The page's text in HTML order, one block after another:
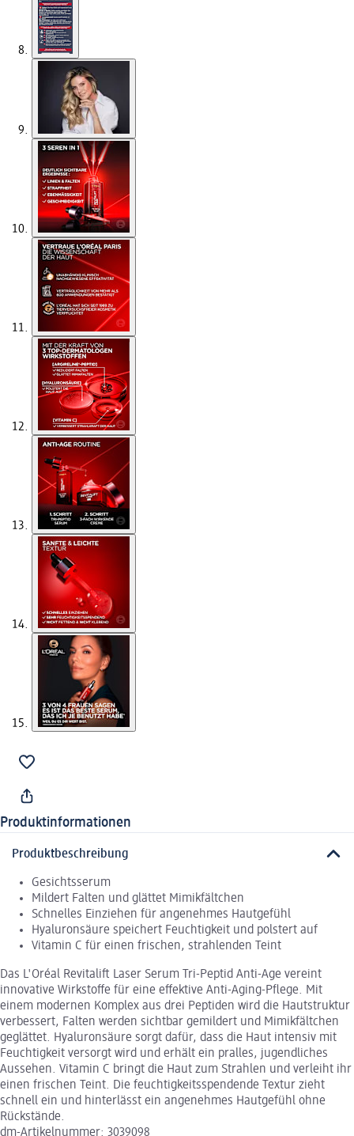
Produktinformationen
Produktbeschreibung
Gesichtsserum
Mildert Falten und glättet Mimikfältchen
Schnelles Einziehen für angenehmes Hautgefühl
Hyaluronsäure speichert Feuchtigkeit und polstert auf
Vitamin C für einen frischen, strahlenden Teint
Das L'Oréal Revitalift Laser Serum Tri-Peptid Anti-Age vereint
innovative Wirkstoffe für eine effektive Anti-Aging-Pflege. Mit
einem modernen Komplex aus drei Peptiden wird die Hautstruktur
verbessert, Falten werden sichtbar gemildert und Mimikfältchen
geglättet. Hyaluronsäure sorgt dafür, dass die Haut intensiv mit
Feuchtigkeit versorgt wird und erhält ein pralles, jugendliches
Aussehen. Vitamin C bringt die Haut zum Strahlen und verleiht ihr
einen frischen Teint. Die feuchtigkeitsspendende Textur zieht
schnell ein und hinterlässt ein angenehmes Hautgefühl ohne
Rückstände.
dm-Artikelnummer: 3039098